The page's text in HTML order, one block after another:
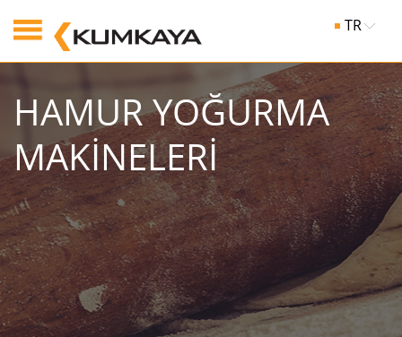
TR
HAMUR YOĞURMA
MAKİNELERİ